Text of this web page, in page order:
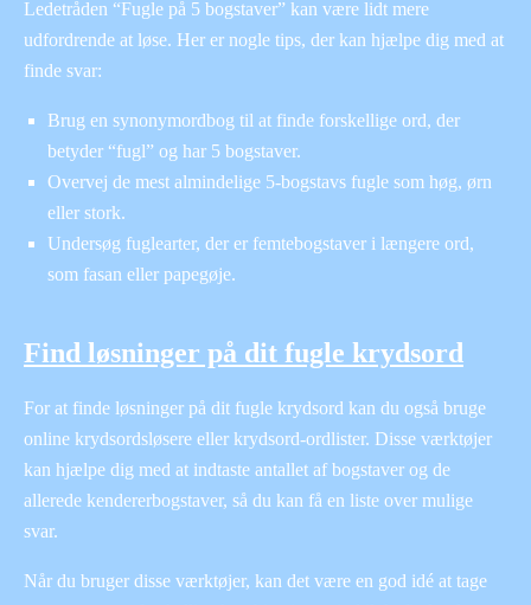
Ledetråden “Fugle på 5 bogstaver” kan være lidt mere
udfordrende at løse. Her er nogle tips, der kan hjælpe dig med at
finde svar:
Brug en synonymordbog til at finde forskellige ord, der
betyder “fugl” og har 5 bogstaver.
Overvej de mest almindelige 5-bogstavs fugle som høg, ørn
eller stork.
Undersøg fuglearter, der er femtebogstaver i længere ord,
som fasan eller papegøje.
Find løsninger på dit fugle krydsord
For at finde løsninger på dit fugle krydsord kan du også bruge
online krydsordsløsere eller krydsord-ordlister. Disse værktøjer
kan hjælpe dig med at indtaste antallet af bogstaver og de
allerede kendererbogstaver, så du kan få en liste over mulige
svar.
Når du bruger disse værktøjer, kan det være en god idé at tage